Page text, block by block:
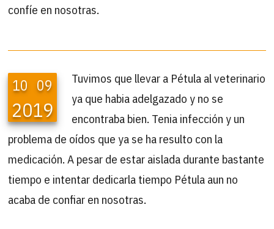
confíe en nosotras.
10 09
2019
Tuvimos que llevar a Pétula al veterinario
ya que habia adelgazado y no se
encontraba bien. Tenia infección y un
problema de oídos que ya se ha resulto con la
medicación. A pesar de estar aislada durante bastante
tiempo e intentar dedicarla tiempo Pétula aun no
acaba de confiar en nosotras.